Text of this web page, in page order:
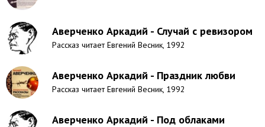
Аверченко Аркадий - Случай с ревизором
Рассказ читает Евгений Весник, 1992
Аверченко Аркадий - Праздник любви
Рассказ читает Евгений Весник, 1992
Аверченко Аркадий - Под облаками